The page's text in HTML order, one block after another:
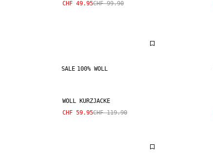
CHF 49.95CHF 99.90
SALE 100% WOLL
WOLL KURZJACKE
CHF 59.95CHF 119.90